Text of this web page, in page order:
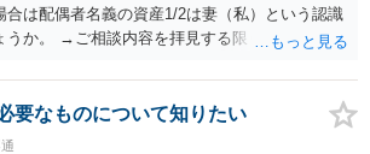
合は配偶者名義の資産1/2は妻（私）という認識
うか。 →ご相談内容を拝見する限りでは、その
、他の相続人に対して自宅の評価額の１/２の代
なります。
要なものについて知りたい